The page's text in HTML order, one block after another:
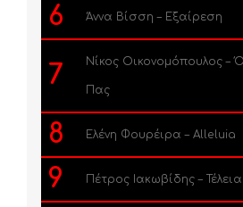
6 Άννα Βίσση – Εξαίρεση
7 Νίκος Οικονομόπουλος –
Πας
8 Ελένη Φουρέιρα – Alleluia
9 Πέτρος Ιακωβίδης – Τέλεια